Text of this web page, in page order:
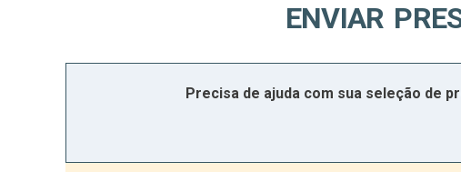
ENVIAR
Precisa de ajuda com sua seleção de